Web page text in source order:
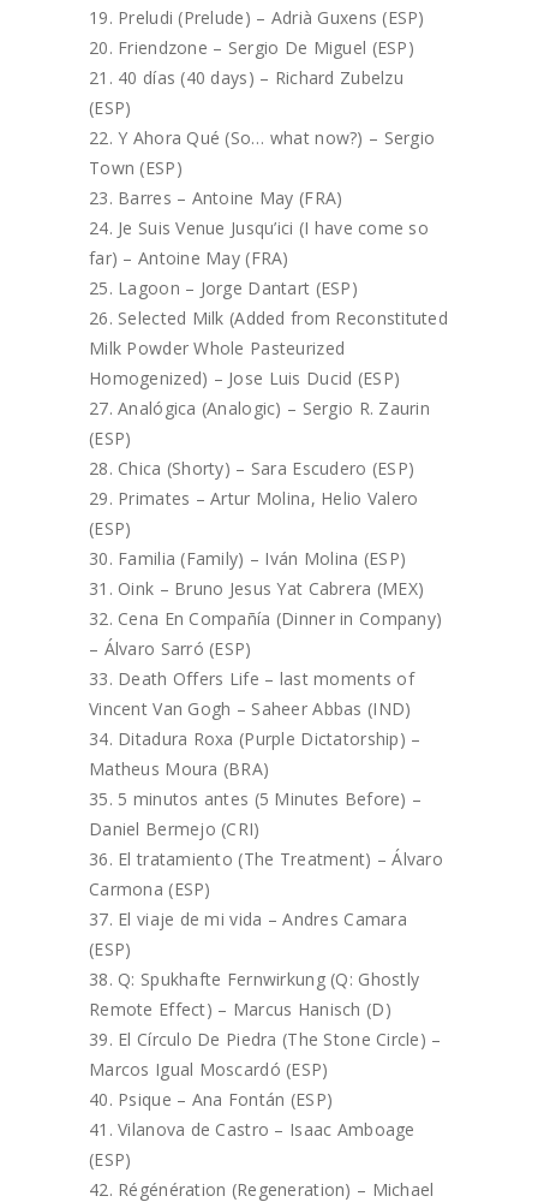
Preludi (Prelude) – Adrià Guxens (ESP)
Friendzone – Sergio De Miguel (ESP)
40 días (40 days) – Richard Zubelzu
(ESP)
Y Ahora Qué (So… what now?) – Sergio
Town (ESP)
Barres – Antoine May (FRA)
Je Suis Venue Jusqu’ici (I have come so
far) – Antoine May (FRA)
Lagoon – Jorge Dantart (ESP)
Selected Milk (Added from Reconstituted
Milk Powder Whole Pasteurized
Homogenized) – Jose Luis Ducid (ESP)
Analógica (Analogic) – Sergio R. Zaurin
(ESP)
Chica (Shorty) – Sara Escudero (ESP)
Primates – Artur Molina, Helio Valero
(ESP)
Familia (Family) – Iván Molina (ESP)
Oink – Bruno Jesus Yat Cabrera (MEX)
Cena En Compañía (Dinner in Company)
– Álvaro Sarró (ESP)
Death Offers Life – last moments of
Vincent Van Gogh – Saheer Abbas (IND)
Ditadura Roxa (Purple Dictatorship) –
Matheus Moura (BRA)
5 minutos antes (5 Minutes Before) –
Daniel Bermejo (CRI)
El tratamiento (The Treatment) – Álvaro
Carmona (ESP)
El viaje de mi vida – Andres Camara
(ESP)
Q: Spukhafte Fernwirkung (Q: Ghostly
Remote Effect) – Marcus Hanisch (D)
El Círculo De Piedra (The Stone Circle) –
Marcos Igual Moscardó (ESP)
Psique – Ana Fontán (ESP)
Vilanova de Castro – Isaac Amboage
(ESP)
Régénération (Regeneration) – Michael